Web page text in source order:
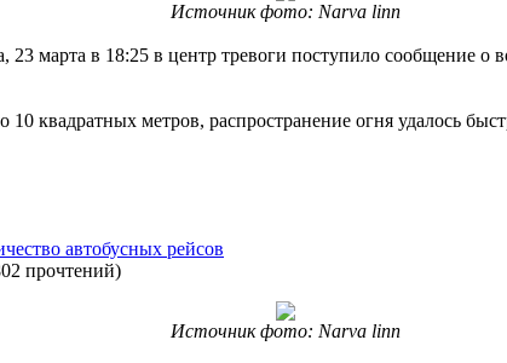
Источник фото: Narva linn
марта в 18:25 в центр тревоги поступило сообщение о
квадратных метров, распространение огня удалось
автобусных рейсов
прочтений)
Источник фото: Narva linn